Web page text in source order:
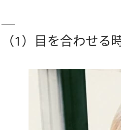
（1）目を合わせる